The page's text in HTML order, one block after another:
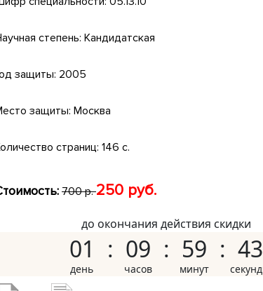
степень: Кандидатская
защиты: 2005
защиты: Москва
страниц: 146 с.
700 р.250 руб.
до окончания действия скидки
01 09 59 42